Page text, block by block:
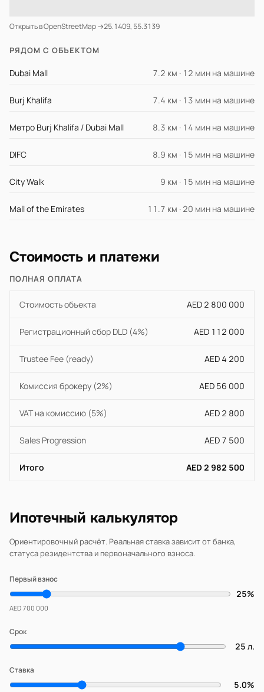
Открыть в OpenStreetMap →25.1409, 55.3139
РЯДОМ С ОБЪЕКТОМ
Dubai Mall 7.2 км · 12 мин на машине
Burj Khalifa 7.4 км · 13 мин на машине
Метро Burj Khalifa / Dubai Mall 8.3 км · 14 мин на машине
DIFC 8.9 км · 15 мин на машине
City Walk 9 км · 15 мин на машине
Mall of the Emirates 11.7 км · 20 мин на машине
Стоимость и платежи
ПОЛНАЯ ОПЛАТА
Стоимость объекта AED 2 800 000
Регистрационный сбор DLD (4%) AED 112 000
Trustee Fee (ready) AED 4 200
Комиссия брокеру (2%) AED 56 000
VAT на комиссию (5%) AED 2 800
Sales Progression AED 7 500
Итого AED 2 982 500
Ипотечный калькулятор
Ориентировочный расчёт. Реальная ставка зависит от банка,
статуса резидентства и первоначального взноса.
Первый взнос
25%
AED 700 000
Срок
25 л.
Ставка
5.0%